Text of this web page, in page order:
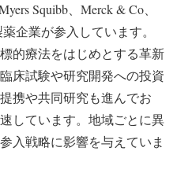
Squibb、Merck & Co、
企業が参入しています。
的療法をはじめとする革新
床試験や研究開発への投資
携や共同研究も進んでお
しています。地域ごとに異
入戦略に影響を与えていま